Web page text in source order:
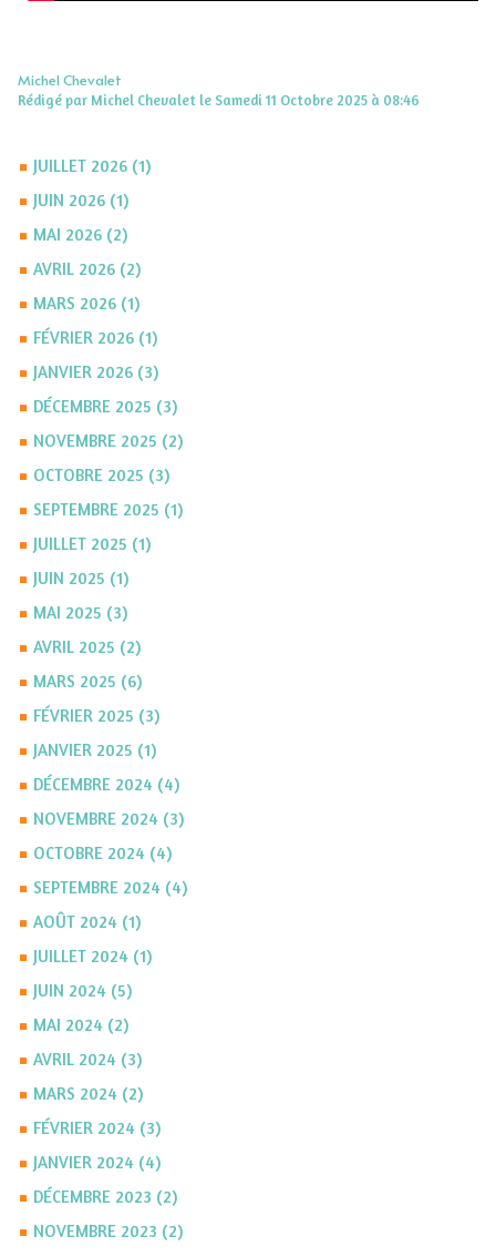
Michel Chevalet
Rédigé par Michel Chevalet le Samedi 11 Octobre 2025 à 08:46
JUILLET 2026 (1)
JUIN 2026 (1)
MAI 2026 (2)
AVRIL 2026 (2)
MARS 2026 (1)
FÉVRIER 2026 (1)
JANVIER 2026 (3)
DÉCEMBRE 2025 (3)
NOVEMBRE 2025 (2)
OCTOBRE 2025 (3)
SEPTEMBRE 2025 (1)
JUILLET 2025 (1)
JUIN 2025 (1)
MAI 2025 (3)
AVRIL 2025 (2)
MARS 2025 (6)
FÉVRIER 2025 (3)
JANVIER 2025 (1)
DÉCEMBRE 2024 (4)
NOVEMBRE 2024 (3)
OCTOBRE 2024 (4)
SEPTEMBRE 2024 (4)
AOÛT 2024 (1)
JUILLET 2024 (1)
JUIN 2024 (5)
MAI 2024 (2)
AVRIL 2024 (3)
MARS 2024 (2)
FÉVRIER 2024 (3)
JANVIER 2024 (4)
DÉCEMBRE 2023 (2)
NOVEMBRE 2023 (2)